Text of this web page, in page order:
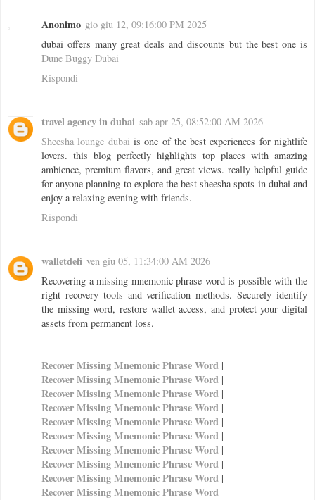
Anonimo gio giu 12, 09:16:00 PM 2025
dubai offers many great deals and discounts but the best one is
Dune Buggy Dubai
Rispondi
travel agency in dubai sab apr 25, 08:52:00 AM 2026
Sheesha lounge dubai is one of the best experiences for nightlife
lovers. this blog perfectly highlights top places with amazing
ambience, premium flavors, and great views. really helpful guide
for anyone planning to explore the best sheesha spots in dubai and
enjoy a relaxing evening with friends.
Rispondi
walletdefi ven giu 05, 11:34:00 AM 2026
Recovering a missing mnemonic phrase word is possible with the
right recovery tools and verification methods. Securely identify
the missing word, restore wallet access, and protect your digital
assets from permanent loss.
Recover Missing Mnemonic Phrase Word |
Recover Missing Mnemonic Phrase Word |
Recover Missing Mnemonic Phrase Word |
Recover Missing Mnemonic Phrase Word |
Recover Missing Mnemonic Phrase Word |
Recover Missing Mnemonic Phrase Word |
Recover Missing Mnemonic Phrase Word |
Recover Missing Mnemonic Phrase Word |
Recover Missing Mnemonic Phrase Word |
Recover Missing Mnemonic Phrase Word